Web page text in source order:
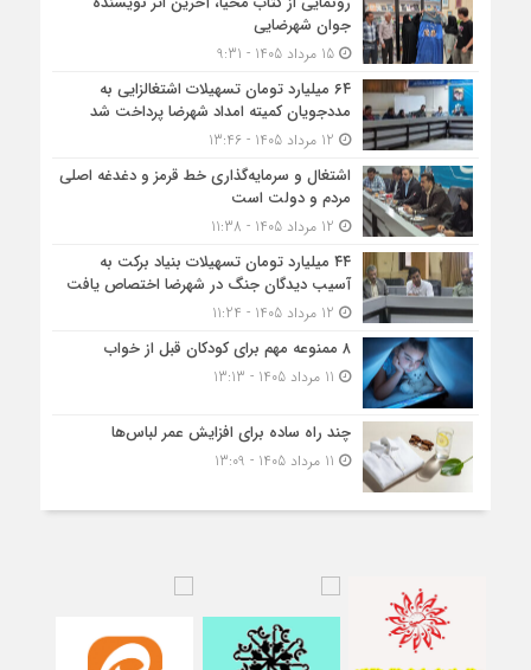
جوان شهرضایی
15 مرداد 1405 - 9:31
۶۴ میلیارد تومان تسهیلات اشتغالزایی به
مددجویان کمیته امداد شهرضا پرداخت شد
اشتغال و سرمایه‌گذاری خط قرمز و دغدغه اصلی
مردم و دولت است
۴۴ میلیارد تومان تسهیلات بنیاد برکت به
آسیب دیدگان جنگ در شهرضا اختصاص یافت
۸ ممنوعه مهم برای کودکان قبل از خواب
چند راه ساده برای افزایش عمر لباس‌ها